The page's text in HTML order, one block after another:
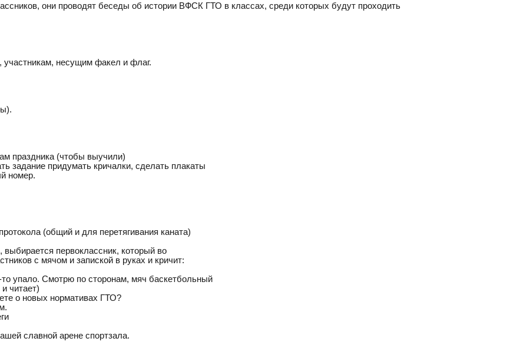
они проводят беседы об истории ВФСК ГТО в классах, среди которых будут проходить
участникам, несущим факел и флаг.
праздника (чтобы выучили)
задание придумать кричалки, сделать плакаты
номер.
(общий и для перетягивания каната)
выбирается первоклассник, который во
с мячом и запиской в руках и кричит:
упало. Смотрю по сторонам, мяч баскетбольный
читает)
о новых нормативах ГТО?
славной арене спортзала.